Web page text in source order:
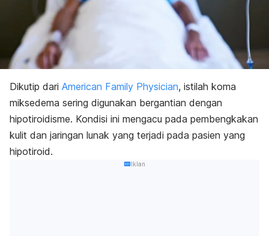
Dikutip dari American Family Physician, istilah koma
miksedema sering digunakan bergantian dengan
hipotiroidisme. Kondisi ini mengacu pada pembengkakan
kulit dan jaringan lunak yang terjadi pada pasien yang
hipotiroid.
Iklan